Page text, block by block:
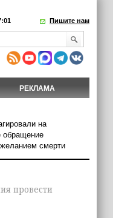
Пишите нам
РЕКЛАМА
на
обращение
смерти
провести